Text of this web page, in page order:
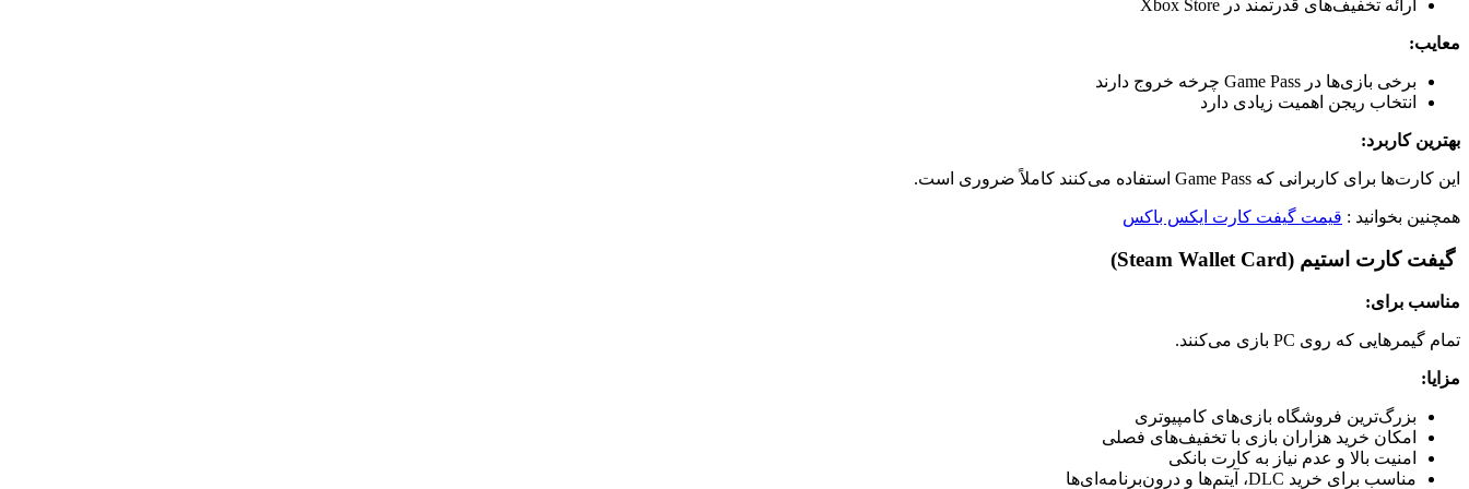
ارائه تخفیف‌های قدرتمند در Xbox Store
معایب:
برخی بازی‌ها در Game Pass چرخه خروج دارند
انتخاب ریجن اهمیت زیادی دارد
بهترین کاربرد:
این کارت‌ها برای کاربرانی که Game Pass استفاده می‌کنند کاملاً ضروری است.
همچنین بخوانید : قیمت گیفت کارت ایکس باکس
گیفت کارت استیم (Steam Wallet Card)
مناسب برای:
تمام گیمرهایی که روی PC بازی می‌کنند.
مزایا:
بزرگ‌ترین فروشگاه بازی‌های کامپیوتری
امکان خرید هزاران بازی با تخفیف‌های فصلی
امنیت بالا و عدم نیاز به کارت بانکی
مناسب برای خرید DLC، آیتم‌ها و درون‌برنامه‌ای‌ها